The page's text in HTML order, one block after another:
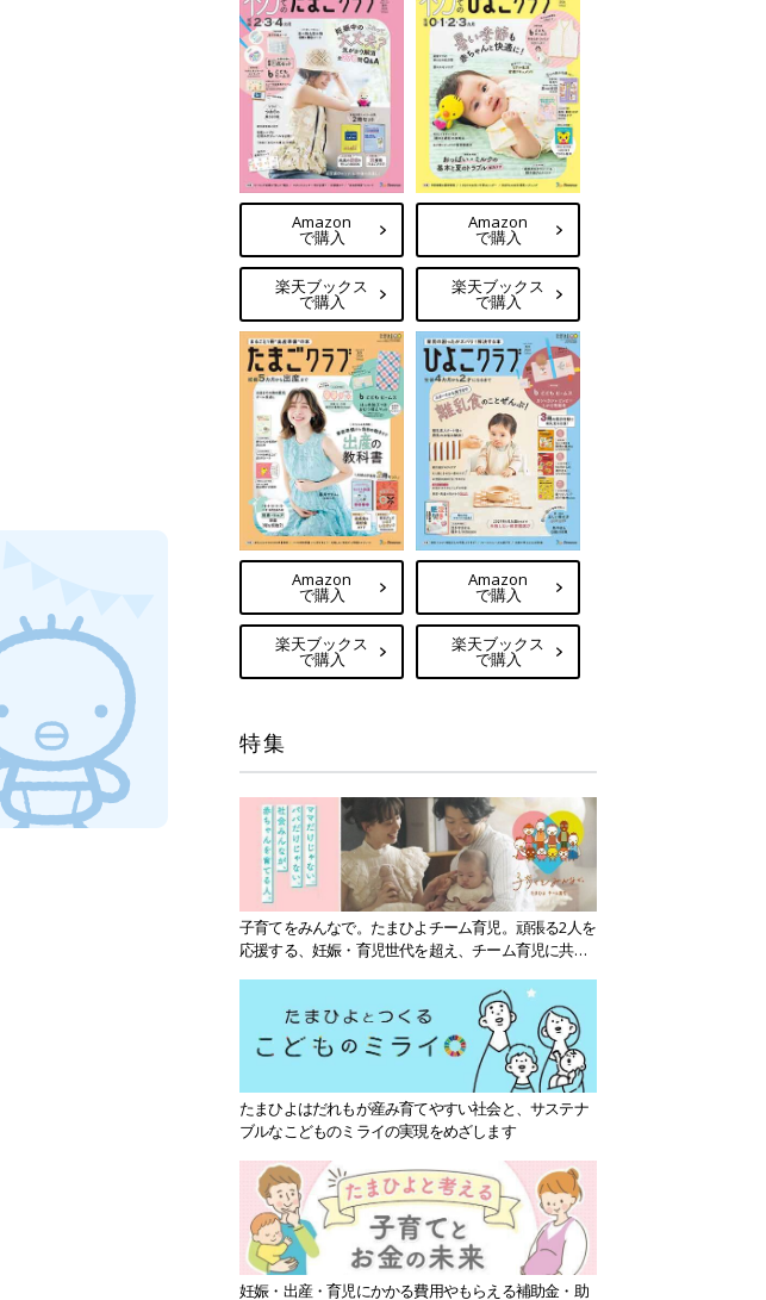
Amazon
で購入
楽天ブックス
で購入
Amazon
で購入
楽天ブックス
で購入
Amazon
で購入
楽天ブックス
で購入
Amazon
で購入
楽天ブックス
で購入
特集
子育てをみんなで。たまひよチーム育児。頑張る2人を
応援する、妊娠・育児世代を超え、チーム育児に共感
たまひよはだれもが産み育てやすい社会と、サステナ
ブルなこどものミライの実現をめざします
妊娠・出産・育児にかかる費用やもらえる補助金・助